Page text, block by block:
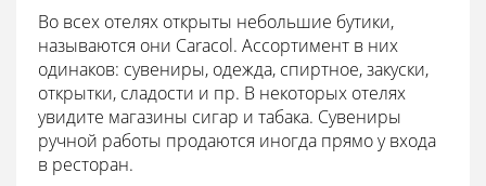
Во всех отелях открыты небольшие бутики,
называются они Caracol. Ассортимент в них
одинаков: сувениры, одежда, спиртное, закуски,
открытки, сладости и пр. В некоторых отелях
увидите магазины сигар и табака. Сувениры
ручной работы продаются иногда прямо у входа
в ресторан.